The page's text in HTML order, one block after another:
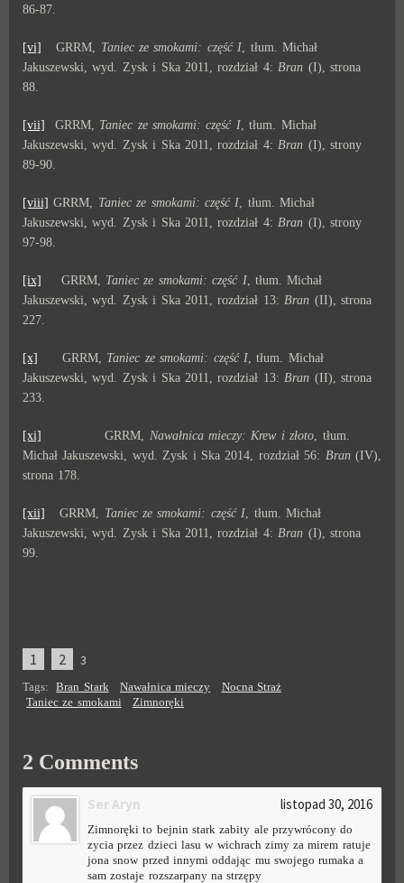
86-87.
[vi] GRRM, Taniec ze smokami: część I, tłum. Michał
Jakuszewski, wyd. Zysk i Ska 2011, rozdział 4:Bran (I), strona
88.
[vii] GRRM, Taniec ze smokami: część I, tłum. Michał
Jakuszewski, wyd. Zysk i Ska 2011, rozdział 4:Bran (I), strony
89-90.
[viii] GRRM, Taniec ze smokami: część I, tłum. Michał
Jakuszewski, wyd. Zysk i Ska 2011, rozdział 4:Bran (I), strony
97-98.
[ix] GRRM, Taniec ze smokami: część I, tłum. Michał
Jakuszewski, wyd. Zysk i Ska 2011, rozdział 13:Bran (II), strona
227.
[x] GRRM, Taniec ze smokami: część I, tłum. Michał
Jakuszewski, wyd. Zysk i Ska 2011, rozdział 13:Bran (II), strona
233.
[xi] GRRM, Nawałnica mieczy: Krew i złoto, tłum.
Michał Jakuszewski, wyd. Zysk i Ska 2014, rozdział 56: Bran(IV),
strona 178.
[xii] GRRM, Taniec ze smokami: część I, tłum. Michał
Jakuszewski, wyd. Zysk i Ska 2011, rozdział 4:Bran (I), strona
99.
1 2 3
Tags: Bran Stark Nawałnica mieczy
Nocna Straż
Taniec ze smokami
Zimnoręki
2 Comments
Ser Aryn listopad 30, 2016
Zimnoręki to bejnin stark zabity ale przywrócony do
zycia przez dzieci lasu w wichrach zimy za mirem ratuje
jona snow przed innymi oddając mu swojego rumaka a
sam zostaje rozszarpany na strzępy